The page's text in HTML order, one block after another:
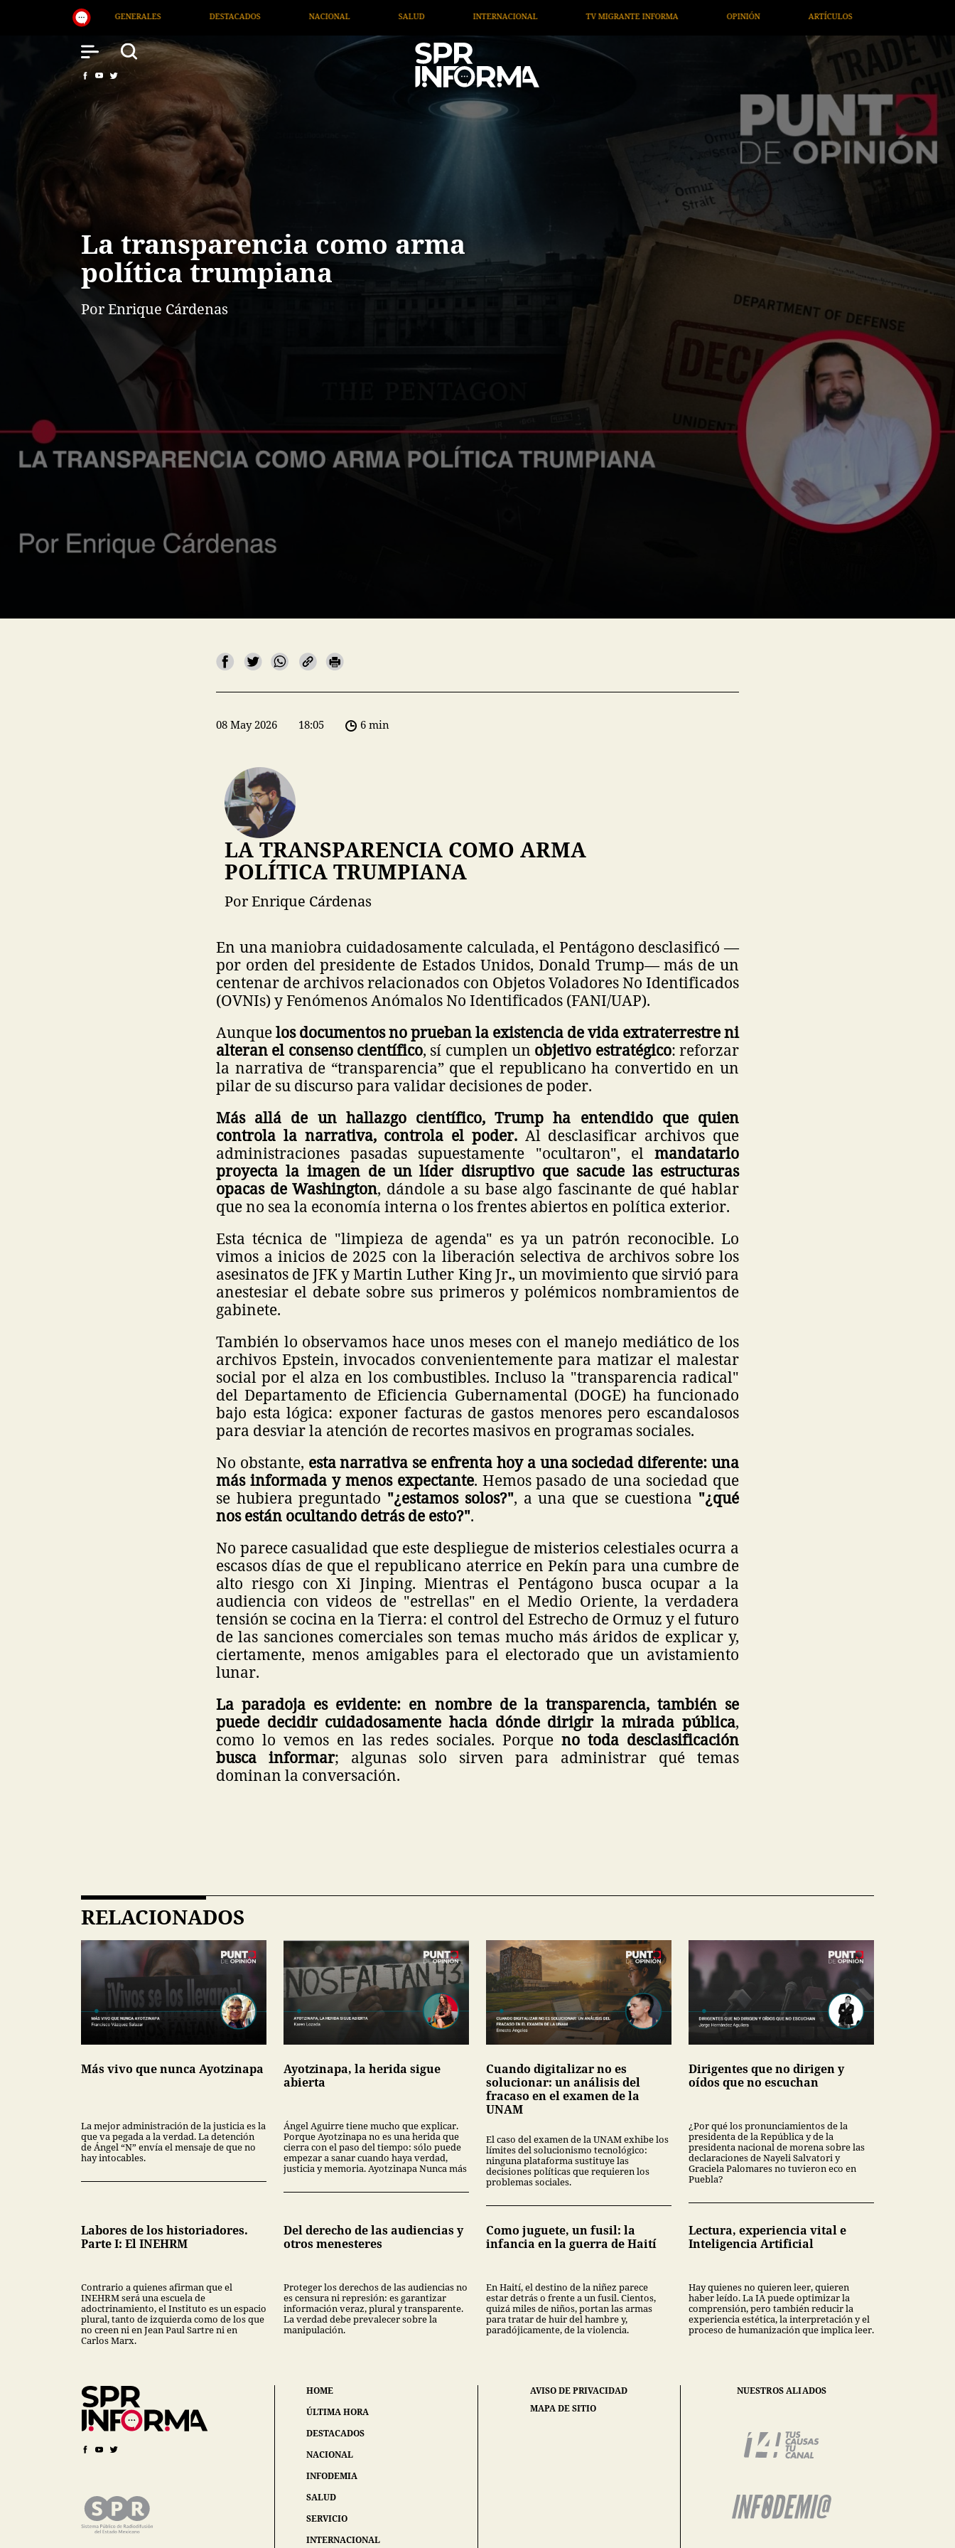
DESTACADOS NACIONAL SALUD INTERNACIONAL TV MIGRANTE INFORMA OPINIÓN ARTÍCULOS ARTE / ENTRETENIMIENTO
La transparencia como arma
política trumpiana
Por Enrique Cárdenas
08 May 2026 18:05 6 min
LA TRANSPARENCIA COMO ARMA
POLÍTICA TRUMPIANA
Por Enrique Cárdenas
En una maniobra cuidadosamente calculada, el Pentágono desclasificó —
por orden del presidente de Estados Unidos, Donald Trump— más de un
centenar de archivos relacionados con Objetos Voladores No Identificados
(OVNIs) y Fenómenos Anómalos No Identificados (FANI/UAP).
Aunquelos documentos no prueban la existencia de vida extraterrestre ni
alteran el consenso científico, sí cumplen un objetivo estratégico: reforzar
la narrativa de “transparencia” que el republicano ha convertido en un
pilar de su discurso para validar decisiones de poder.
Más allá de un hallazgo científico, Trump ha entendido que quien
controla la narrativa, controla el poder.Al desclasificar archivos que
administraciones pasadas supuestamente "ocultaron", el mandatario
proyecta la imagen de un líder disruptivo que sacude las estructuras
opacas de Washington, dándole a su base algo fascinante de qué hablar
que no sea la economía interna o los frentes abiertos en política exterior.
Esta técnica de "limpieza de agenda" es ya un patrón reconocible. Lo
vimos a inicios de 2025 con la liberación selectiva de archivos sobre los
asesinatos de JFK y Martin Luther King Jr., un movimiento que sirvió para
anestesiar el debate sobre sus primeros y polémicos nombramientos de
gabinete.
También lo observamos hace unos meses con el manejo mediático de los
archivos Epstein, invocados convenientemente para matizar el malestar
social por el alza en los combustibles. Incluso la "transparencia radical"
del Departamento de Eficiencia Gubernamental (DOGE) ha funcionado
bajo esta lógica: exponer facturas de gastos menores pero escandalosos
para desviar la atención de recortes masivos en programas sociales.
No obstante, esta narrativa se enfrenta hoy a una sociedad diferente: una
más informada y menos expectante. Hemos pasado de una sociedad que
se hubiera preguntado "¿estamos solos?", a una que se cuestiona "¿qué
nos están ocultando detrás de esto?".
No parece casualidad que este despliegue de misterios celestiales ocurra a
escasos días de que el republicano aterrice en Pekín para una cumbre de
alto riesgo con Xi Jinping. Mientras el Pentágono busca ocupar a la
audiencia con videos de "estrellas" en el Medio Oriente, la verdadera
tensión se cocina en la Tierra: el control del Estrecho de Ormuz y el futuro
de las sanciones comerciales son temas mucho más áridos de explicar y,
ciertamente, menos amigables para el electorado que un avistamiento
lunar.
La paradoja es evidente: en nombre de la transparencia, también se
puede decidir cuidadosamente hacia dónde dirigir la mirada pública,
como lo vemos en las redes sociales. Porque no toda desclasificación
busca informar; algunas solo sirven para administrar qué temas
dominan la conversación.
RELACIONADOS
Más vivo que nunca Ayotzinapa
La mejor administración de la justicia es la
que va pegada a la verdad. La detención
de Ángel “N” envía el mensaje de que no
hay intocables.
Ayotzinapa, la herida sigue
abierta
Ángel Aguirre tiene mucho que explicar.
Porque Ayotzinapa no es una herida que
cierra con el paso del tiempo: sólo puede
empezar a sanar cuando haya verdad,
justicia y memoria. Ayotzinapa Nunca más
Cuando digitalizar no es
solucionar: un análisis del
fracaso en el examen de la
UNAM
El caso del examen de la UNAM exhibe los
límites del solucionismo tecnológico:
ninguna plataforma sustituye las
decisiones políticas que requieren los
problemas sociales.
Dirigentes que no dirigen y
oídos que no escuchan
¿Por qué los pronunciamientos de la
presidenta de la República y de la
presidenta nacional de morena sobre las
declaraciones de Nayeli Salvatori y
Graciela Palomares no tuvieron eco en
Puebla?
Labores de los historiadores.
Parte I: El INEHRM
Contrario a quienes afirman que el
INEHRM será una escuela de
adoctrinamiento, el Instituto es un espacio
plural, tanto de izquierda como de los que
no creen ni en Jean Paul Sartre ni en
Carlos Marx.
Del derecho de las audiencias y
otros menesteres
Proteger los derechos de las audiencias no
es censura ni represión: es garantizar
información veraz, plural y transparente.
La verdad debe prevalecer sobre la
manipulación.
Como juguete, un fusil: la
infancia en la guerra de Haití
En Haití, el destino de la niñez parece
estar detrás o frente a un fusil. Cientos,
quizá miles de niños, portan las armas
para tratar de huir del hambre y,
paradójicamente, de la violencia.
Lectura, experiencia vital e
Inteligencia Artificial
Hay quienes no quieren leer, quieren
haber leído. La IA puede optimizar la
comprensión, pero también reducir la
experiencia estética, la interpretación y el
proceso de humanización que implica leer.
HOME
ÚLTIMA HORA
DESTACADOS
NACIONAL
INFODEMIA
SALUD
SERVICIO
INTERNACIONAL
AVISO DE PRIVACIDAD
MAPA DE SITIO
NUESTROS ALIADOS